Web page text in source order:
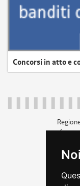
Concorsi in atto e
c.f.